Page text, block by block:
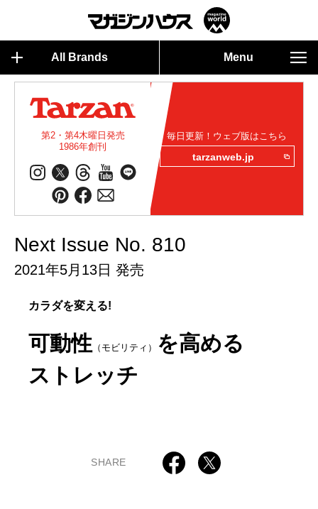
All Brands Menu
第2・第4木曜日発売
1986年創刊
毎日更新！ウェブ版はこちら
tarzanweb.jp
Next Issue No. 810
2021年5月13日 発売
カラダを変える!
可動性 （モビリティ）
を高める
ストレッチ
SHARE